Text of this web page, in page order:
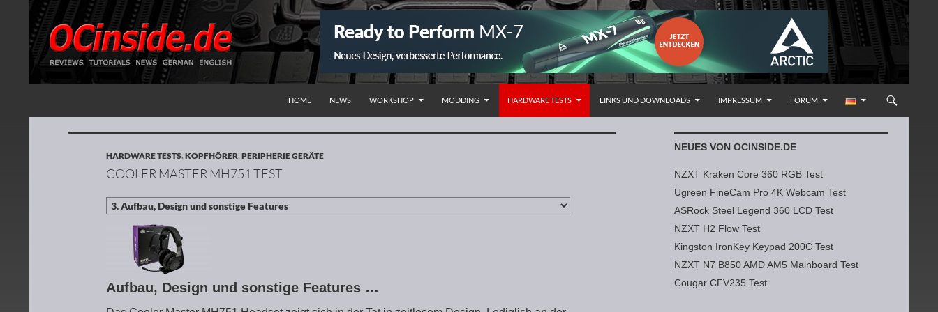
HOME
NEWS WORKSHOP MODDING HARDWARE TESTS LINKS UND DOWNLOADS IMPRESSUM FORUM
HARDWARE TESTS,KOPFHÖRER,PERIPHERIE GERÄTE
COOLER MASTER MH751 TEST
Aufbau, Design und sonstige Features …
NEUES VON OCINSIDE.DE
NZXT Kraken Core 360 RGB Test
Ugreen FineCam Pro 4K Webcam Test
ASRock Steel Legend 360 LCD Test
NZXT H2 Flow Test
Kingston IronKey Keypad 200C Test
NZXT N7 B850 AMD AM5 Mainboard Test
Cougar CFV235 Test